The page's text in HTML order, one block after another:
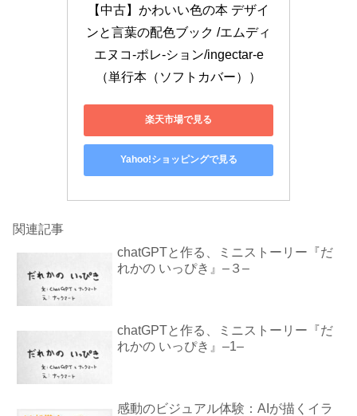
【中古】かわいい色の本 デザイ
ンと言葉の配色ブック /エムディ
エヌコ-ポレ-ション/ingectar-e
（単行本（ソフトカバー））
楽天市場で見る
Yahoo!ショッピングで見る
関連記事
chatGPTと作る、ミニストーリー『だ
れかの いっぴき』–３–
chatGPTと作る、ミニストーリー『だ
れかの いっぴき』–1–
感動のビジュアル体験：AIが描くイラ